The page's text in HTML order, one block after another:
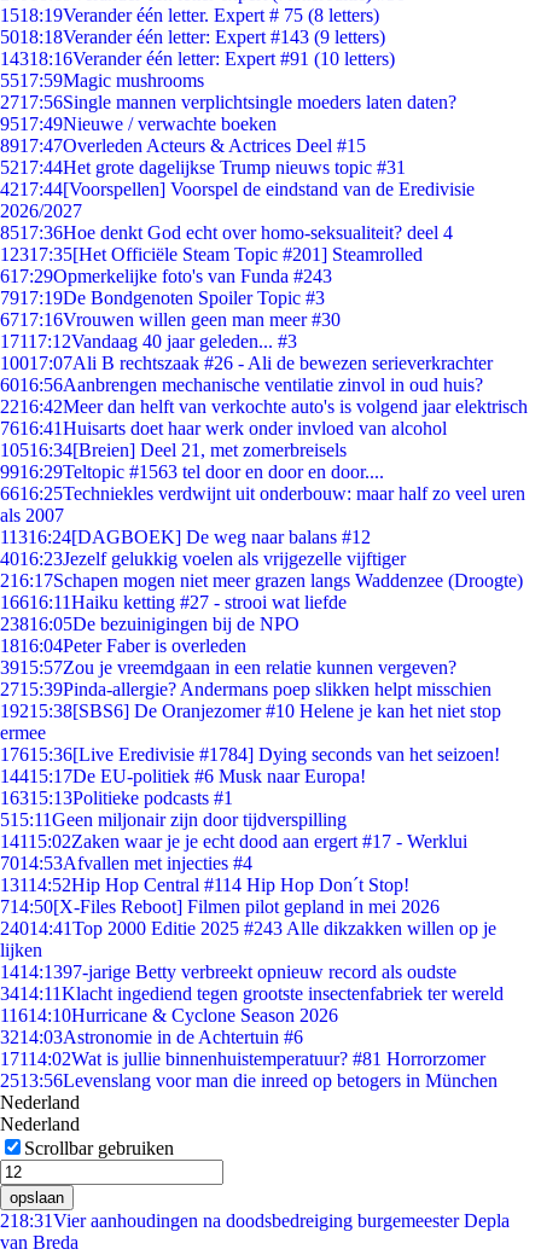
1518:19Verander één letter. Expert # 75 (8 letters)
5018:18Verander één letter: Expert #143 (9 letters)
14318:16Verander één letter: Expert #91 (10 letters)
5517:59Magic mushrooms
2717:56Single mannen verplichtsingle moeders laten daten?
9517:49Nieuwe / verwachte boeken
8917:47Overleden Acteurs & Actrices Deel #15
5217:44Het grote dagelijkse Trump nieuws topic #31
4217:44[Voorspellen] Voorspel de eindstand van de Eredivisie
2026/2027
8517:36Hoe denkt God echt over homo-seksualiteit? deel 4
12317:35[Het Officiële Steam Topic #201] Steamrolled
617:29Opmerkelijke foto's van Funda #243
7917:19De Bondgenoten Spoiler Topic #3
6717:16Vrouwen willen geen man meer #30
17117:12Vandaag 40 jaar geleden... #3
10017:07Ali B rechtszaak #26 - Ali de bewezen serieverkrachter
6016:56Aanbrengen mechanische ventilatie zinvol in oud huis?
2216:42Meer dan helft van verkochte auto's is volgend jaar elektrisch
7616:41Huisarts doet haar werk onder invloed van alcohol
10516:34[Breien] Deel 21, met zomerbreisels
9916:29Teltopic #1563 tel door en door en door....
6616:25Techniekles verdwijnt uit onderbouw: maar half zo veel uren
als 2007
11316:24[DAGBOEK] De weg naar balans #12
4016:23Jezelf gelukkig voelen als vrijgezelle vijftiger
216:17Schapen mogen niet meer grazen langs Waddenzee (Droogte)
16616:11Haiku ketting #27 - strooi wat liefde
23816:05De bezuinigingen bij de NPO
1816:04Peter Faber is overleden
3915:57Zou je vreemdgaan in een relatie kunnen vergeven?
2715:39Pinda-allergie? Andermans poep slikken helpt misschien
19215:38[SBS6] De Oranjezomer #10 Helene je kan het niet stop
ermee
17615:36[Live Eredivisie #1784] Dying seconds van het seizoen!
14415:17De EU-politiek #6 Musk naar Europa!
16315:13Politieke podcasts #1
515:11Geen miljonair zijn door tijdverspilling
14115:02Zaken waar je je echt dood aan ergert #17 - Werklui
7014:53Afvallen met injecties #4
13114:52Hip Hop Central #114 Hip Hop Don´t Stop!
714:50[X-Files Reboot] Filmen pilot gepland in mei 2026
24014:41Top 2000 Editie 2025 #243 Alle dikzakken willen op je
lijken
1414:1397-jarige Betty verbreekt opnieuw record als oudste
3414:11Klacht ingediend tegen grootste insectenfabriek ter wereld
11614:10Hurricane & Cyclone Season 2026
3214:03Astronomie in de Achtertuin #6
17114:02Wat is jullie binnenhuistemperatuur? #81 Horrorzomer
2513:56Levenslang voor man die inreed op betogers in München
Nederland
Nederland
Scrollbar gebruiken
opslaan
218:31Vier aanhoudingen na doodsbedreiging burgemeester Depla
van Breda